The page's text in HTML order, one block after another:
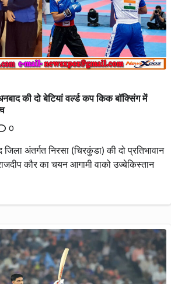
की दो बेटियां वर्ल्ड कप किक बॉक्सिंग में
0
अंतर्गत निरसा (चिरकुंडा) की दो प्रतिभावान
कौर का चयन आगामी वाको उज्बेकिस्तान